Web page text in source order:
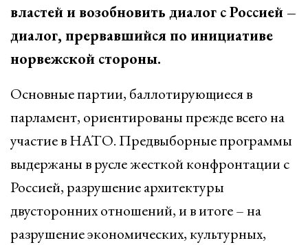
властей и возобновить диалог с Россией –
диалог, прервавшийся по инициативе
норвежской стороны.
Основные партии, баллотирующиеся в
парламент, ориентированы прежде всего на
участие в НАТО. Предвыборные программы
выдержаны в русле жесткой конфронтации с
Россией, разрушение архитектуры
двусторонних отношений, и в итоге – на
разрушение экономических, культурных,